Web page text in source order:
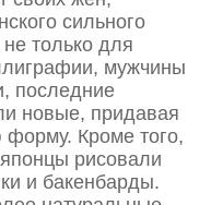
сильного
только для
мужчины
последние
новые, придавая
Кроме того,
рисовали
и бакенбарды.